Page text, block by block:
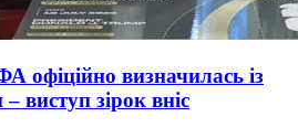
офіційно визначилась із
виступ зірок вніс